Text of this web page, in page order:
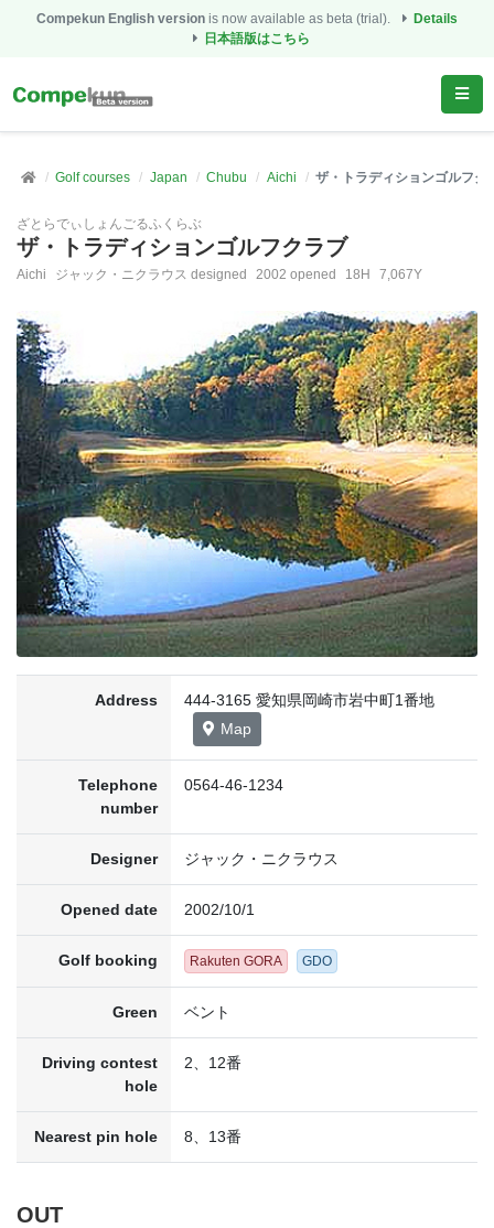
Compekun English version is now available as beta (trial).
Details
日本語版はこちら
Golf courses Japan Chubu Aichi ザ・トラディションゴルフク
ざとらでぃしょんごるふくらぶ
ザ・トラディションゴルフクラブ
Aichi ジャック・ニクラウス designed 2002 opened 18H 7,067Y
Address
444-3165 愛知県岡崎市岩中町1番地
Map
Telephone
number
0564-46-1234
Designer ジャック・ニクラウス
Opened date 2002/10/1
Golf booking Rakuten GORA GDO
Green ベント
Driving contest
hole
2、12番
Nearest pin hole 8、13番
OUT